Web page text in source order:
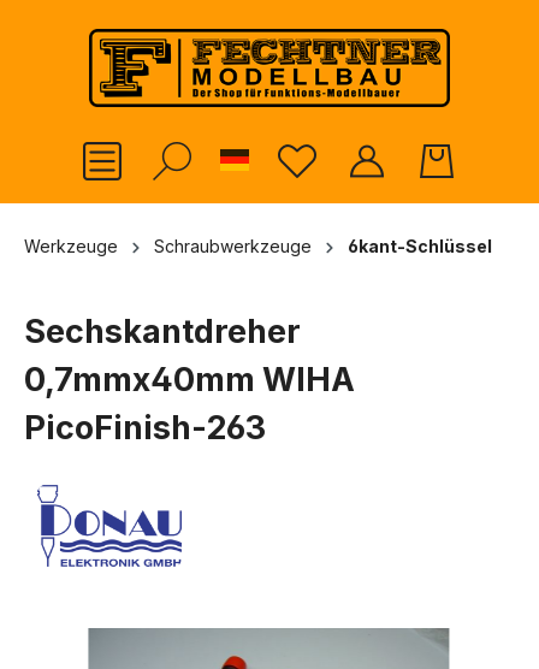
springen
German
Werkzeuge Schraubwerkzeuge 6kant-Schlüssel
Sechskantdreher
0,7mmx40mm WIHA
PicoFinish-263